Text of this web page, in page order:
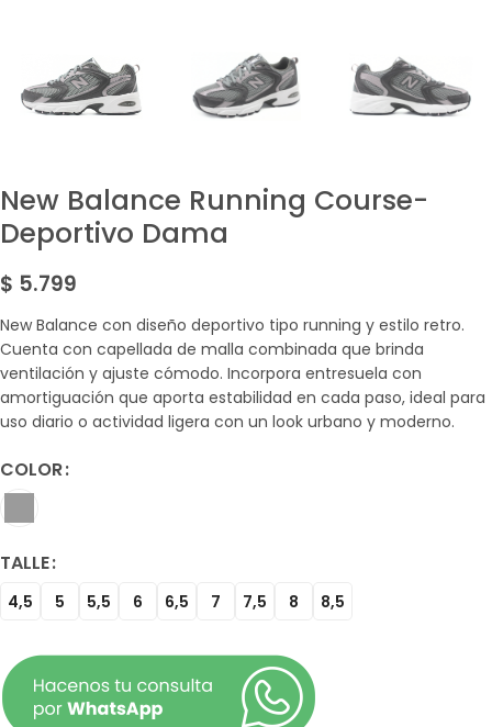
New Balance Running Course-
Deportivo Dama
$ 5.799
New Balance con diseño deportivo tipo running y estilo retro.
Cuenta con capellada de malla combinada que brinda
ventilación y ajuste cómodo. Incorpora entresuela con
amortiguación que aporta estabilidad en cada paso, ideal para
uso diario o actividad ligera con un look urbano y moderno.
COLOR
TALLE
4,5 5 5,5 6 6,5 7 7,5 8 8,5